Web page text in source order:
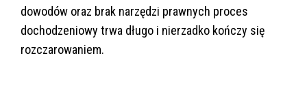
dowodów oraz brak narzędzi prawnych proces
dochodzeniowy trwa długo i nierzadko kończy się
rozczarowaniem.